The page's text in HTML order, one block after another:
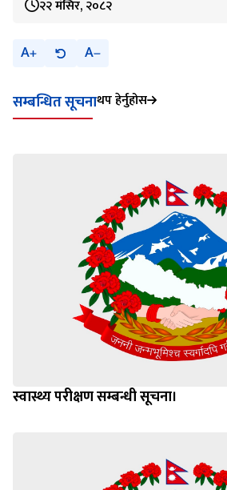
२२ मंसिर, २०८२
A A
सम्बन्धित सूचनाथप हेर्नुहोस
स्वास्थ्य परीक्षण सम्बन्धी सूचना।